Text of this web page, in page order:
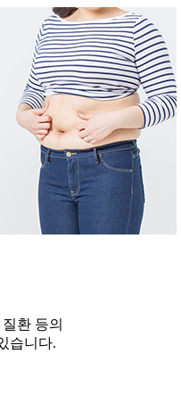
환 등의
습니다.